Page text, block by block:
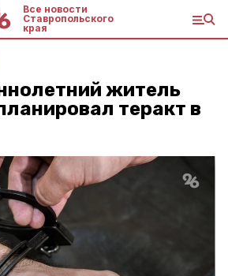
Все новости
Ставропольского
края
житель
теракт в